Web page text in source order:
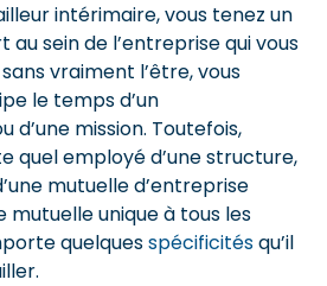
intérimaire, vous tenez un
au sein de l’entreprise qui vous
vraiment l’être, vous
le temps d’un
d’une mission. Toutefois,
quel employé d’une structure,
mutuelle d’entreprise
unique à tous les
quelquesspécificitésqu’il